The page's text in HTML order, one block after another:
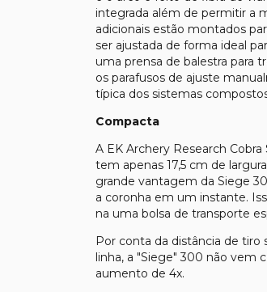
integrada além de permitir a
adicionais estão montados
ser ajustada de forma ideal
uma prensa de balestra para
os parafusos de ajuste
típica dos sistemas
Compacta
A EK Archery Research
tem apenas 17,5 cm de
grande vantagem da Siege
a coronha em um instante.
na uma bolsa de transporte
Por conta da distância de
linha, a "Siege" 300 não vem
aumento de 4x.